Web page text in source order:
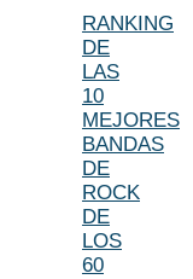
RANKING
DE
LAS
10
MEJORES
BANDAS
DE
ROCK
DE
LOS
60